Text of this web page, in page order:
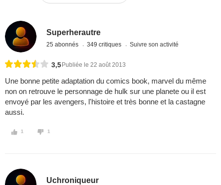
Superherautre
25 abonnés 349 critiques Suivre son activité
3,5 Publiée le 22 août 2013
Une bonne petite adaptation du comics book, marvel du même
non on retrouve le personnage de hulk sur une planete ou il est
envoyé par les avengers, l'histoire et très bonne et la castagne
aussi.
1 1
Uchroniqueur